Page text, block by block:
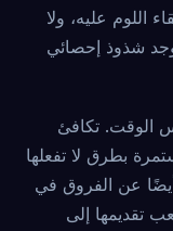
عليه، ولا
شذوذ إحصائي
الوقت. تكافئ
بطرق لا تفعلها
عن الفروق في
تقديمها إلى